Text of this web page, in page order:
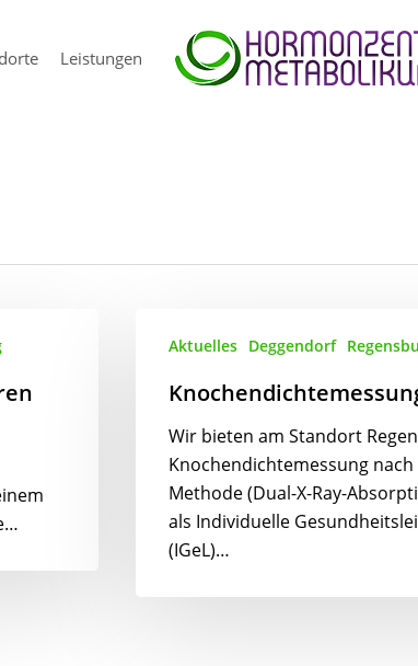
Leistungen
(DXA)Aktuelles Deggendorf
Wir bieten am Standort
Knochendichtemessung nach
Methode (Dual-X-Ray-
als Individuelle
(IGeL)…